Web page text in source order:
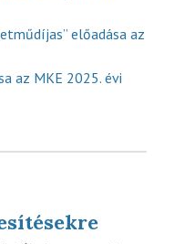
előadása az
az MKE 2025. évi